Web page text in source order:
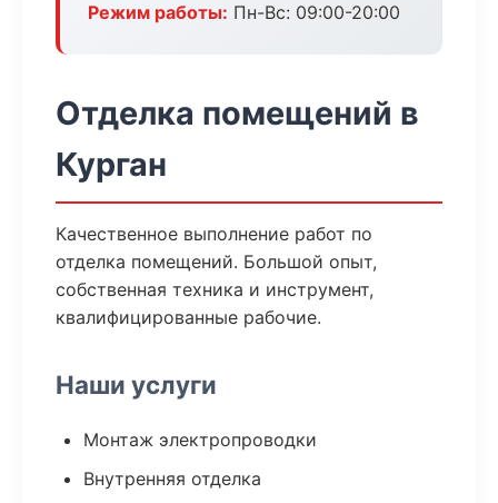
Режим работы: Пн-Вс: 09:00-20:00
Отделка помещений в
Курган
Качественное выполнение работ по
отделка помещений. Большой опыт,
собственная техника и инструмент,
квалифицированные рабочие.
Наши услуги
Монтаж электропроводки
Внутренняя отделка